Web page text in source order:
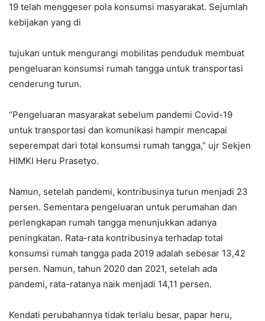
19 telah menggeser pola konsumsi masyarakat. Sejumlah
kebijakan yang di
tujukan untuk mengurangi mobilitas penduduk membuat
pengeluaran konsumsi rumah tangga untuk transportasi
cenderung turun.
“Pengeluaran masyarakat sebelum pandemi Covid-19
untuk transportasi dan komunikasi hampir mencapai
seperempat dari total konsumsi rumah tangga,” ujr Sekjen
HIMKI Heru Prasetyo.
Namun, setelah pandemi, kontribusinya turun menjadi 23
persen. Sementara pengeluaran untuk perumahan dan
perlengkapan rumah tangga menunjukkan adanya
peningkatan. Rata-rata kontribusinya terhadap total
konsumsi rumah tangga pada 2019 adalah sebesar 13,42
persen. Namun, tahun 2020 dan 2021, setelah ada
pandemi, rata-ratanya naik menjadi 14,11 persen.
Kendati perubahannya tidak terlalu besar, papar heru,